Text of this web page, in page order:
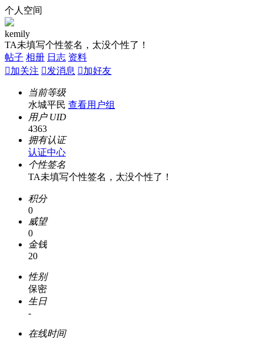
个人空间
kemily
TA未填写个性签名，太没个性了！
帖子 相册 日志 资料
加关注 发消息 加好友
当前等级
水城平民 查看用户组
用户 UID
4363
拥有认证
认证中心
个性签名
TA未填写个性签名，太没个性了！
积分
0
威望
0
金钱
20
性别
保密
生日
-
在线时间